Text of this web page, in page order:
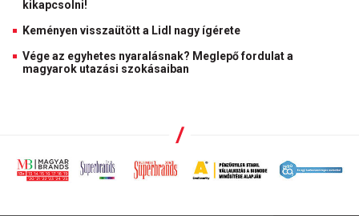
kikapcsolni!
Keményen visszaütött a Lidl nagy ígérete
Vége az egyhetes nyaralásnak? Meglepő fordulat a
magyarok utazási szokásaiban